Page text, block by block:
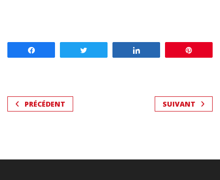
PRÉCÉDENT SUIVANT